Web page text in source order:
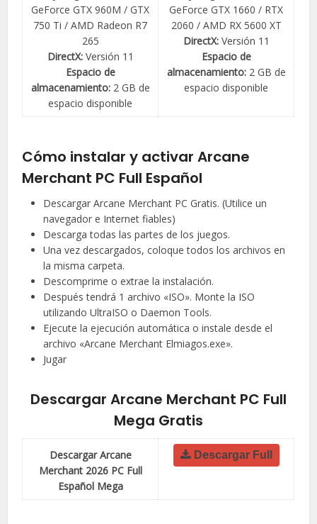
GeForce GTX 960M / GTX
750 Ti / AMD Radeon R7
265
DirectX:Versión 11
Espacio de
almacenamiento:2 GB de
espacio disponible
GeForce GTX 1660 / RTX
2060 / AMD RX 5600 XT
DirectX: Versión 11
Espacio de
almacenamiento:2 GB de
espacio disponible
Cómo instalar y activar Arcane
Merchant PC Full Español
Descargar Arcane Merchant PC Gratis. (Utilice un
navegador e Internet fiables)
Descarga todas las partes de los juegos.
Una vez descargados, coloque todos los archivos en
la misma carpeta.
Descomprime o extrae la instalación.
Después tendrá 1 archivo «ISO». Monte la ISO
utilizando UltraISO o Daemon Tools.
Ejecute la ejecución automática o instale desde el
archivo «Arcane Merchant Elmiagos.exe».
Jugar
Descargar Arcane Merchant PC Full
Mega Gratis
Descargar Arcane
Merchant 2026 PC Full
Español Mega
Descargar Full